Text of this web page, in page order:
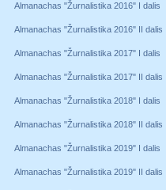
Almanachas "Žurnalistika 2016" I dalis
Almanachas "Žurnalistika 2016" II dalis
Almanachas "Žurnalistika 2017" I dalis
Almanachas "Žurnalistika 2017" II dalis
Almanachas "Žurnalistika 2018" I dalis
Almanachas "Žurnalistika 2018" II dalis
Almanachas "Žurnalistika 2019" I dalis
Almanachas "Žurnalistika 2019" II dalis